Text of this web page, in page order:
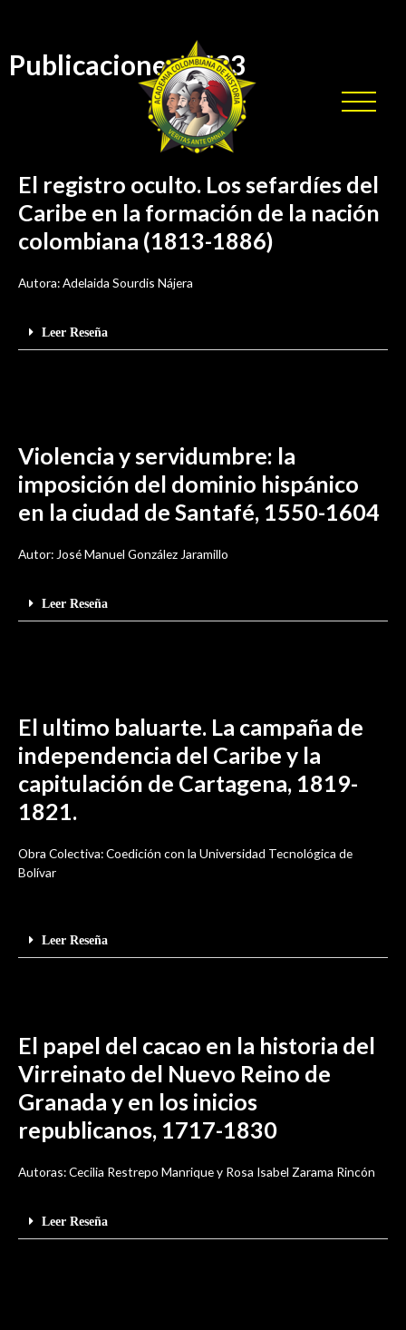
Publicaciones 2023
El registro oculto. Los sefardíes del
Caribe en la formación de la nación
colombiana (1813-1886)
Autora: Adelaida Sourdis Nájera
Leer Reseña
Violencia y servidumbre: la
imposición del dominio hispánico
en la ciudad de Santafé, 1550-1604
Autor: José Manuel González Jaramillo
Leer Reseña
El ultimo baluarte. La campaña de
independencia del Caribe y la
capitulación de Cartagena, 1819-
1821.
Obra Colectiva: Coedición con la Universidad Tecnológica de
Bolívar
Leer Reseña
El papel del cacao en la historia del
Virreinato del Nuevo Reino de
Granada y en los inicios
republicanos, 1717-1830
Autoras: Cecilia Restrepo Manrique y Rosa Isabel Zarama Rincón
Leer Reseña